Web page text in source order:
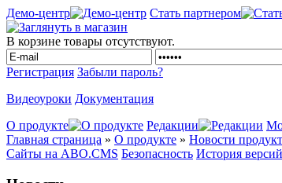
Демо-центр Стать партнером
В корзине товары отсутствуют.
Регистрация Забыли пароль?
Видеоуроки Документация
О продукте
Редакции
Главная страница » О продукте » Новости
Сайты на ABO.CMS Безопасность История версий